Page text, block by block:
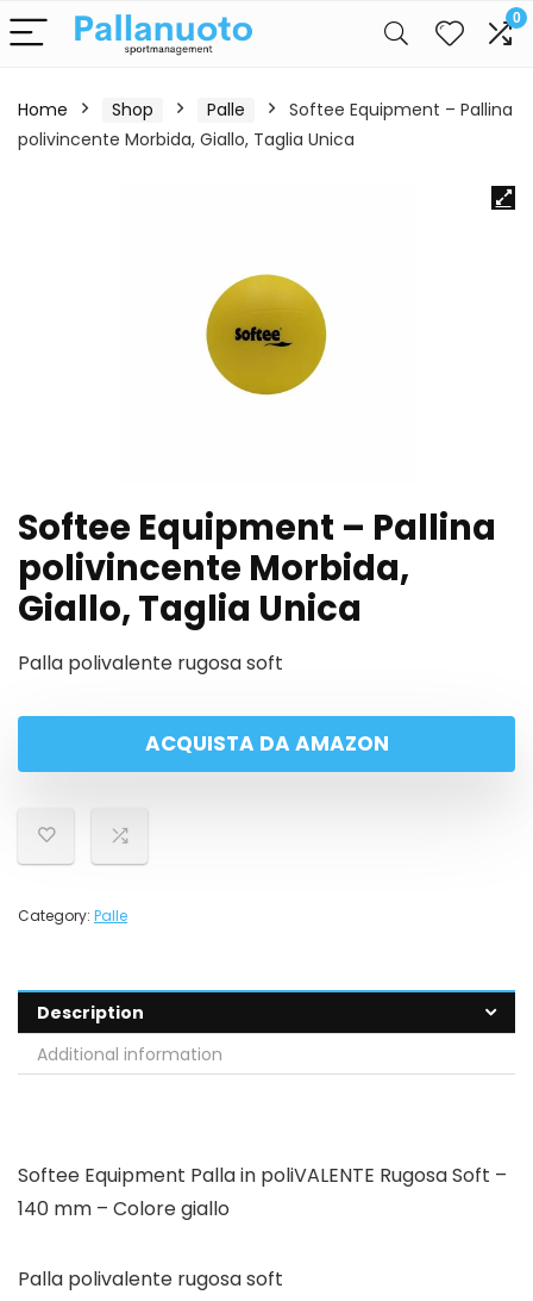
0
Home Shop Palle
Softee Equipment – Pallina
polivincente Morbida, Giallo, Taglia Unica
Softee Equipment – Pallina
polivincente Morbida,
Giallo, Taglia Unica
Palla polivalente rugosa soft
ACQUISTA DA AMAZON
Category: Palle
Description
Additional information
Softee Equipment Palla in poliVALENTE Rugosa Soft –
140 mm – Colore giallo
Palla polivalente rugosa soft